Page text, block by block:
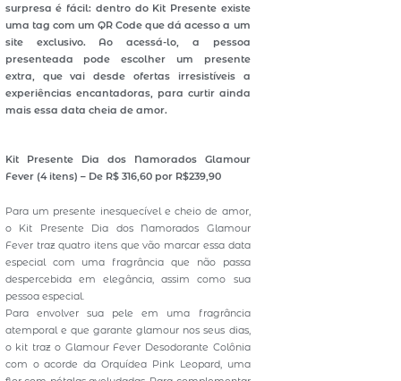
surpresa é fácil: dentro do Kit Presente existe
uma tag com um QR Code que dá acesso a um
site exclusivo. Ao acessá-lo, a pessoa
presenteada pode escolher um presente
extra, que vai desde ofertas irresistíveis a
experiências encantadoras, para curtir ainda
mais essa data cheia de amor.
Kit Presente Dia dos Namorados Glamour
Fever (4 itens) – De R$ 316,60 por R$239,90
Para um presente inesquecível e cheio de amor,
o Kit Presente Dia dos Namorados Glamour
Fever traz quatro itens que vão marcar essa data
especial com uma fragrância que não passa
despercebida em elegância, assim como sua
pessoa especial.
Para envolver sua pele em uma fragrância
atemporal e que garante glamour nos seus dias,
o kit traz o Glamour Fever Desodorante Colônia
com o acorde da Orquídea Pink Leopard, uma